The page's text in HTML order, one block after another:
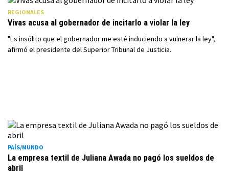
REGIONALES
Vivas acusa al gobernador de incitarlo a violar la ley
"Es insólito que el gobernador me esté induciendo a vulnerar la ley",
afirmó el presidente del Superior Tribunal de Justicia.
PAÍS/MUNDO
La empresa textil de Juliana Awada no pagó los sueldos de
abril